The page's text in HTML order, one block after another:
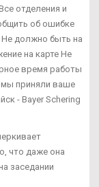
отделения и
об ошибке
должно быть на
на карте Не
время работы
мы приняли ваше
- Bayer Schering
что даже она
заседании